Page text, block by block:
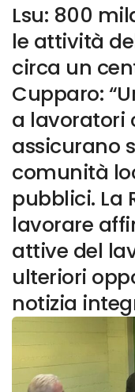
Lsu: 800
le attività
circa un
Cupparo:
a lavoratori
assicurano
comunità
pubblici. La
lavorare
attive del
ulteriori
notizia